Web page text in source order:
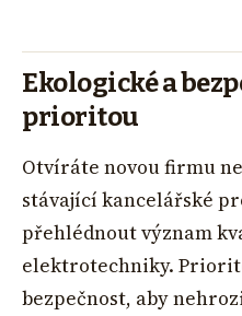
Ekologické a
prioritou
Otvíráte novou firmu
stávající kancelářské
přehlédnout význam
elektrotechniky.
bezpečnost, aby